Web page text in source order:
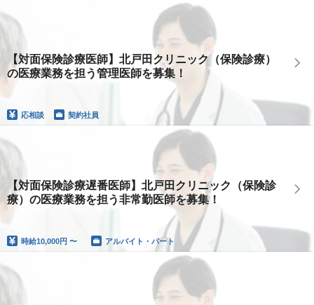
【対面保険診療医師】北戸田クリニック（保険診療）
の医療業務を担う管理医師を募集！
応相談 契約社員
【対面保険診療遅番医師】北戸田クリニック（保険診
療）の医療業務を担う非常勤医師を募集！
時給10,000円 〜 アルバイト・パート